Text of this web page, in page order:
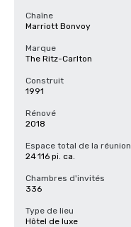
Chaîne
Marriott Bonvoy
Marque
The Ritz-Carlton
Construit
1991
Rénové
2018
Espace total de la réunion
24 116 pi. ca.
Chambres d'invités
336
Type de lieu
Hôtel de luxe